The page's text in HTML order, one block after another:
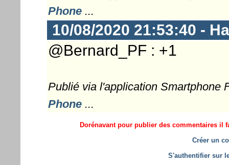
Phone...
10/08/2020 21:53:40 -
@Bernard_PF : +1
Publié via l'application Smartphone
Phone...
Dorénavant pour publier des commentaires il
Créer un
S'authentifier sur